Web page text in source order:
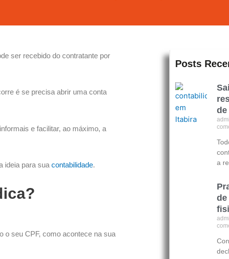
ser recebido do contratante por
é se precisa abrir uma conta
e facilitar, ao máximo, a
ideia para sua contabilidade.
o seu CPF, como acontece na sua
Posts
a